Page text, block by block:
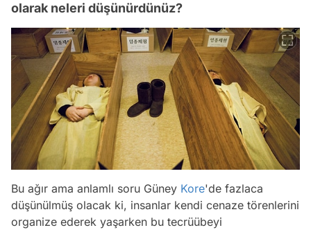
olarak neleri düşünürdünüz?
Bu ağır ama anlamlı soru Güney Kore'de fazlaca
düşünülmüş olacak ki, insanlar kendi cenaze törenlerini
organize ederek yaşarken bu tecrüübeyi